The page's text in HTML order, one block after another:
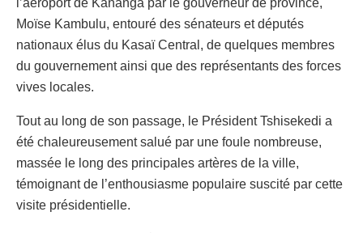
l’aéroport de Kananga par le gouverneur de province,
Moïse Kambulu, entouré des sénateurs et députés
nationaux élus du Kasaï Central, de quelques membres
du gouvernement ainsi que des représentants des forces
vives locales.
Tout au long de son passage, le Président Tshisekedi a
été chaleureusement salué par une foule nombreuse,
massée le long des principales artères de la ville,
témoignant de l’enthousiasme populaire suscité par cette
visite présidentielle.